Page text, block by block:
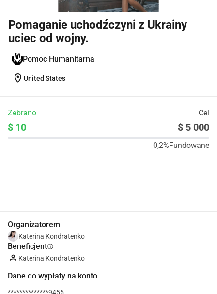
Pomaganie uchodźczyni z Ukrainy
uciec od wojny.
Pomoc Humanitarna
location_on United States
Zebrano Cel
$ 10 $ 5 000
0,2%Fundowane
Organizatorem
Katerina Kondratenko
Beneficjentinfo
Katerina Kondratenko
Dane do wypłaty na konto
**************9455